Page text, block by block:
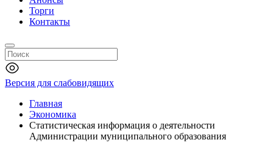
Торги
Контакты
Версия для слабовидящих
Главная
Экономика
Статистическая информация о деятельности
Администрации муниципального образования